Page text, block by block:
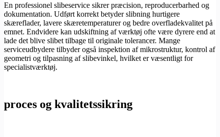
En professionel slibeservice sikrer præcision, reproducerbarhed og
dokumentation. Udført korrekt betyder slibning hurtigere
skæreflader, lavere skæretemperaturer og bedre overfladekvalitet på
emnet. Endvidere kan udskiftning af værktøj ofte være dyrere end at
lade det blive slibet tilbage til originale tolerancer. Mange
serviceudbydere tilbyder også inspektion af mikrostruktur, kontrol af
geometri og tilpasning af slibevinkel, hvilket er væsentligt for
specialistværktøj.
proces og kvalitetssikring